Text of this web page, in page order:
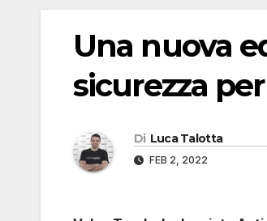
Una nuova
sicurezza
Di Luca Talotta
FEB 2, 2022